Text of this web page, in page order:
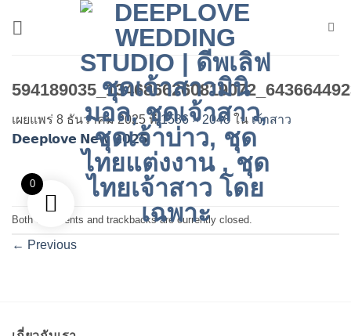
เผยแพร่ 8 ธันวาคม 2025ที่1536 × 2048 ใน เจ้าสาว
𝗗𝗲𝗲𝗽𝗹𝗼𝘃𝗲 𝗡𝗲𝘄 𝟮𝟬𝟮𝟱
Both comments and trackbacks are currently closed.
← Previous
0